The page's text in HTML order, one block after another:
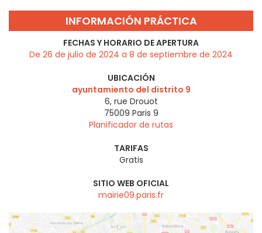
INFORMACIÓN PRÁCTICA
FECHAS Y HORARIO DE APERTURA
De 26 de julio de 2024 a 8 de septiembre de 2024
UBICACIÓN
ayuntamiento del distrito 9
6, rue Drouot
75009 Paris 9
Planificador de rutas
TARIFAS
Gratis
SITIO WEB OFICIAL
mairie09.paris.fr